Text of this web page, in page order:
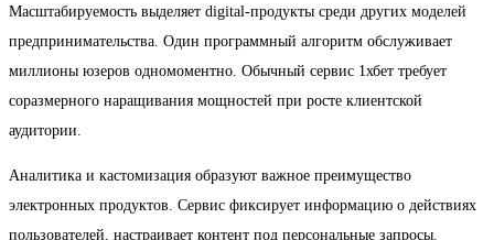
Масштабируемость выделяет digital-продукты среди других моделей
предпринимательства. Один программный алгоритм обслуживает
миллионы юзеров одномоментно. Обычный сервис 1хбет требует
соразмерного наращивания мощностей при росте клиентской
аудитории.
Аналитика и кастомизация образуют важное преимущество
электронных продуктов. Сервис фиксирует информацию о действиях
пользователей, настраивает контент под персональные запросы.